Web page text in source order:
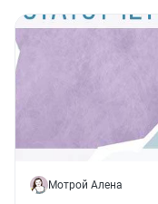
Мотрой Алена